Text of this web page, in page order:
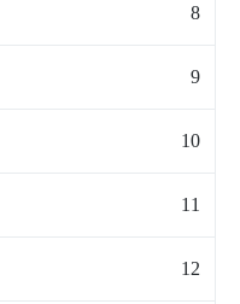
8
9
10
11
12